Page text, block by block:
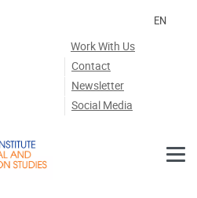
Work With Us
Contact
Newsletter
Social Media
EN